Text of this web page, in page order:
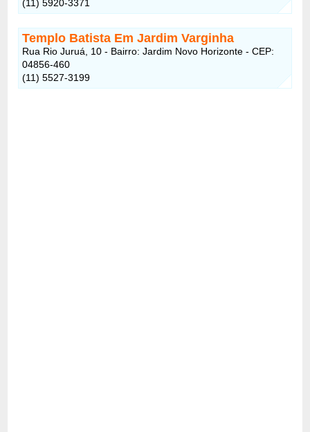
(11) 5920-3371
Templo Batista Em Jardim Varginha
Rua Rio Juruá, 10 - Bairro: Jardim Novo Horizonte - CEP:
04856-460
(11) 5527-3199